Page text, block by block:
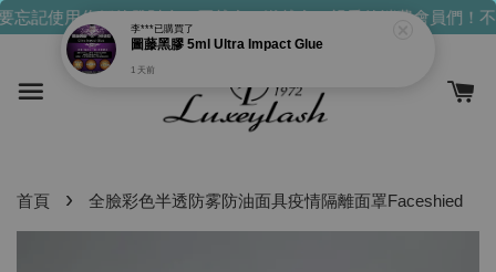
使用你們的發財金！買越多，送越多！親愛的消費會員們！不要
首頁 › 全臉彩色半透防雾防油面具疫情隔離面罩Faceshied